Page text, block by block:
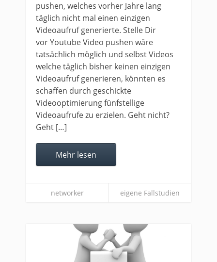
pushen, welches vorher Jahre lang
täglich nicht mal einen einzigen
Videoaufruf generierte. Stelle Dir
vor Youtube Video pushen wäre
tatsächlich möglich und selbst Videos
welche täglich bisher keinen einzigen
Videoaufruf generieren, könnten es
schaffen durch geschickte
Videooptimierung fünfstellige
Videoaufrufe zu erzielen. Geht nicht?
Geht […]
Mehr lesen
networker eigene Fallstudien